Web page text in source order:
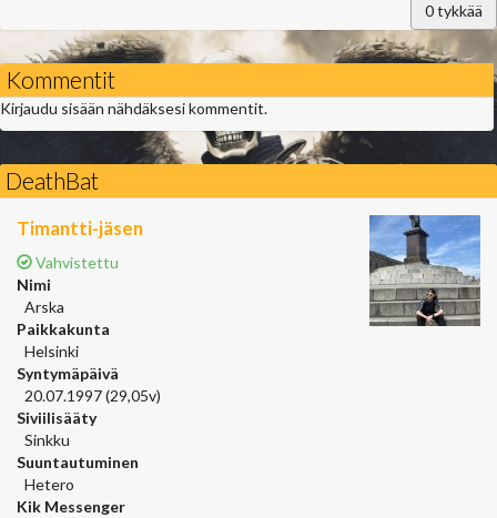
0tykkää
Kommentit
Kirjaudu sisään nähdäksesi kommentit.
DeathBat
Timantti-jäsen
Vahvistettu
Nimi
Arska
Paikkakunta
Helsinki
Syntymäpäivä
20.07.1997 (29,05v)
Siviilisääty
Sinkku
Suuntautuminen
Hetero
Kik Messenger